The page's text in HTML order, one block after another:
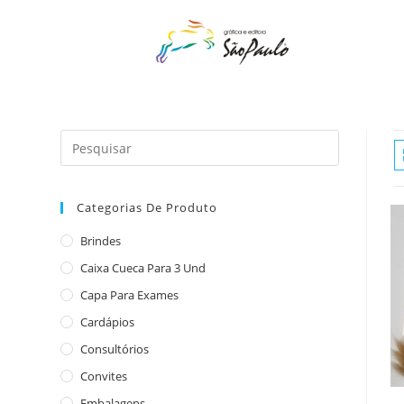
Categorias De Produto
Brindes
Caixa Cueca Para 3 Und
Capa Para Exames
Cardápios
Consultórios
Convites